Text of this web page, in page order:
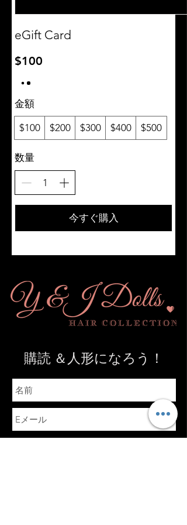
eGift Card
$100
金額
$100 $200 $300 $400 $500
数量
今すぐ購入
購読 ＆人形になろう！